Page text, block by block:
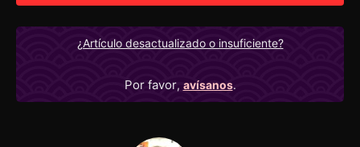
¿Artículo desactualizado o insuficiente?
Por favor, avísanos.